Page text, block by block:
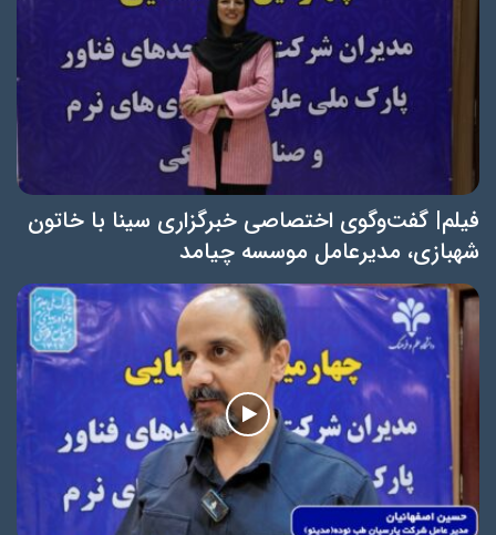
فیلم| گفت‌وگوی اختصاصی خبرگزاری سینا با خاتون
شهبازی، مدیرعامل موسسه چیامد